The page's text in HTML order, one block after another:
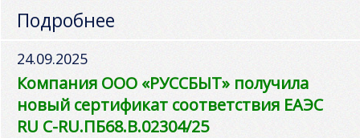
Подробнее
24.09.2025
Компания ООО «РУССБЫТ» получила
новый сертификат соответствия ЕАЭС
RU C-RU.ПБ68.В.02304/25